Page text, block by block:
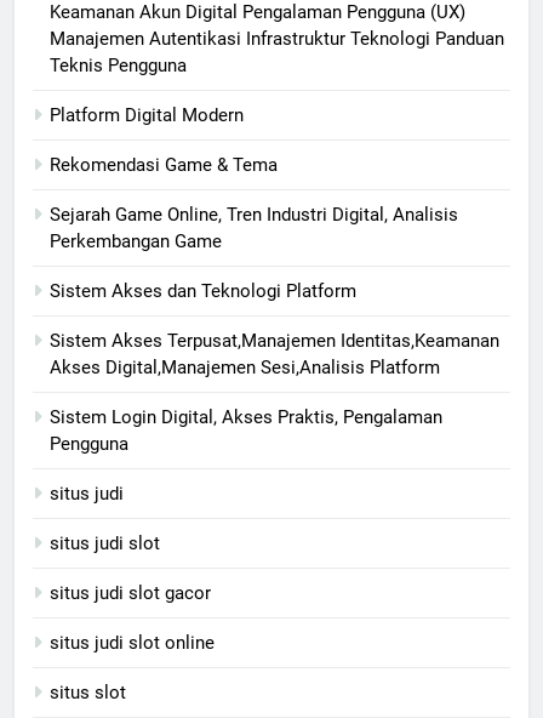
Keamanan Akun Digital Pengalaman Pengguna (UX)
Manajemen Autentikasi Infrastruktur Teknologi Panduan
Teknis Pengguna
Platform Digital Modern
Rekomendasi Game & Tema
Sejarah Game Online, Tren Industri Digital, Analisis
Perkembangan Game
Sistem Akses dan Teknologi Platform
Sistem Akses Terpusat,Manajemen Identitas,Keamanan
Akses Digital,Manajemen Sesi,Analisis Platform
Sistem Login Digital, Akses Praktis, Pengalaman
Pengguna
situs judi
situs judi slot
situs judi slot gacor
situs judi slot online
situs slot